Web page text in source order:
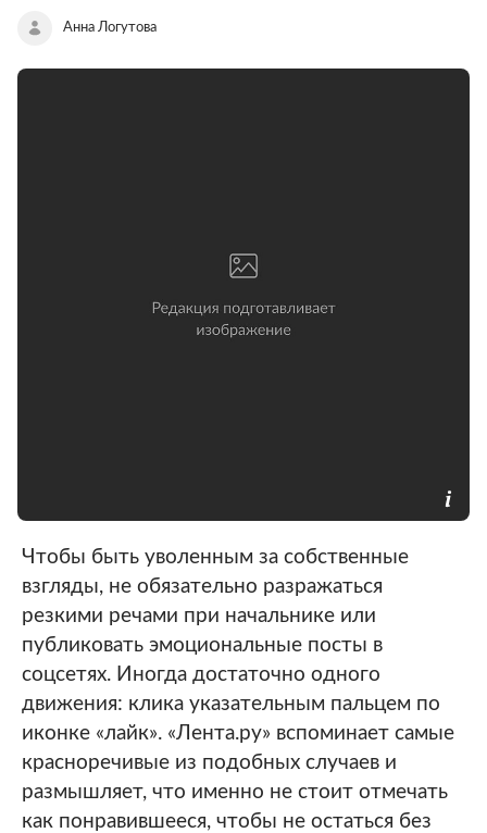
Анна Логутова
Чтобы быть уволенным за собственные
взгляды, не обязательно разражаться
резкими речами при начальнике или
публиковать эмоциональные посты в
соцсетях. Иногда достаточно одного
движения: клика указательным пальцем по
иконке «лайк». «Лента.ру» вспоминает самые
красноречивые из подобных случаев и
размышляет, что именно не стоит отмечать
как понравившееся, чтобы не остаться без